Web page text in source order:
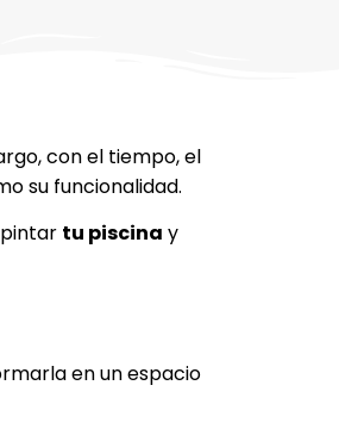
con el tiempo, el
su funcionalidad.
tu piscina y
en un espacio